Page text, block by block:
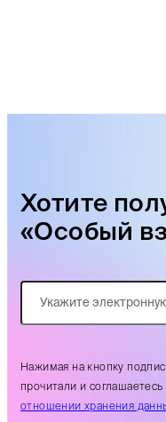
Хотите
«Особый
Нажимая на кнопку
прочитали и
отношении хранения